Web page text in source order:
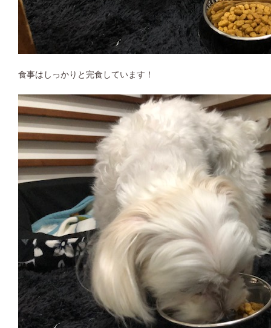
食事はしっかりと完食しています！